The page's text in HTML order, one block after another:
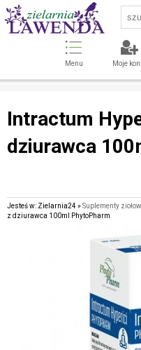
Menu Moje
Intractum
dziurawca
Jesteś w: Zielarnia24 »Suplementy
z dziurawca 100ml PhytoPharm